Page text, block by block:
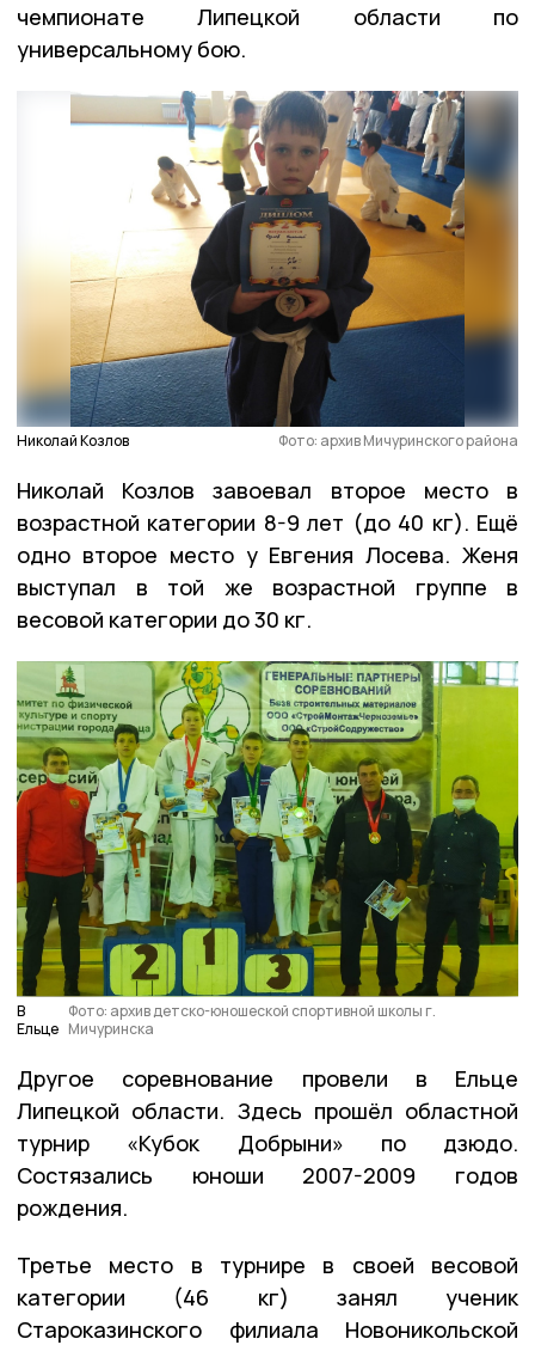
чемпионате Липецкой области по
универсальному бою.
Николай Козлов Фото: архив Мичуринского района
Николай Козлов завоевал второе место в
возрастной категории 8-9 лет (до 40 кг). Ещё
одно второе место у Евгения Лосева. Женя
выступал в той же возрастной группе в
весовой категории до 30 кг.
В
Ельце
Фото: архив детско-юношеской спортивной школы г.
Мичуринска
Другое соревнование провели в Ельце
Липецкой области. Здесь прошёл областной
турнир «Кубок Добрыни» по дзюдо.
Состязались юноши 2007-2009 годов
рождения.
Третье место в турнире в своей весовой
категории (46 кг) занял ученик
Староказинского филиала Новоникольской